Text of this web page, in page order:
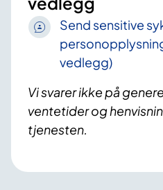
Send sensitive
vedlegg)
Vi svarer ikke på
ventetider og
tjenesten.